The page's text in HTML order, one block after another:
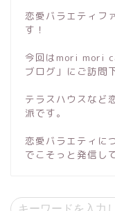
恋愛バラエティフ
す！
今回はmori mori
ブログ」にご訪問
テラスハウスなど
派です。
恋愛バラエティに
でこそっと発信し